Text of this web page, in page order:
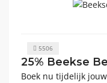
5506
25% Beekse
Boek nu tijdelijk